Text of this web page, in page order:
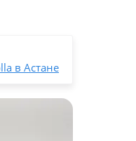
в Астане